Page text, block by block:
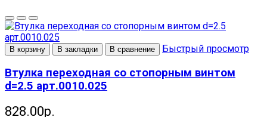
В корзину В закладки В сравнение Быстрый просмотр
Втулка переходная со стопорным винтом
d=2.5 арт.0010.025
828.00р.